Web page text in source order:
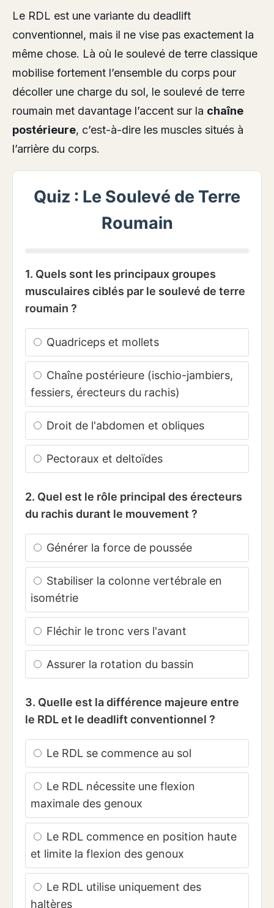
Le RDL est une variante du deadlift
conventionnel, mais il ne vise pas exactement la
même chose. Là où le soulevé de terre classique
mobilise fortement l’ensemble du corps pour
décoller une charge du sol, le soulevé de terre
roumain met davantage l’accent sur la chaîne
postérieure, c’est-à-dire les muscles situés à
l’arrière du corps.
Quiz : Le Soulevé de Terre
Roumain
1. Quels sont les principaux groupes
musculaires ciblés par le soulevé de terre
roumain ?
Quadriceps et mollets
Chaîne postérieure (ischio-jambiers,
fessiers, érecteurs du rachis)
Droit de l'abdomen et obliques
Pectoraux et deltoïdes
2. Quel est le rôle principal des érecteurs
du rachis durant le mouvement ?
Générer la force de poussée
Stabiliser la colonne vertébrale en
isométrie
Fléchir le tronc vers l'avant
Assurer la rotation du bassin
3. Quelle est la différence majeure entre
le RDL et le deadlift conventionnel ?
Le RDL se commence au sol
Le RDL nécessite une flexion
maximale des genoux
Le RDL commence en position haute
et limite la flexion des genoux
Le RDL utilise uniquement des
haltères